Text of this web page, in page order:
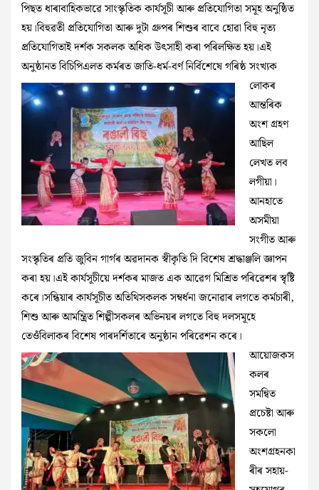
পিছত ধাৰাবাহিকভাৱে সাংস্কৃতিক কাৰ্যসূচী আৰু প্ৰতিযোগিতা সমূহ অনুষ্ঠিত
হয়।বিহুৱতী প্ৰতিযোগিতা আৰু দুটা গ্ৰুপৰ শিশুৰ বাবে হোৱা বিহু নৃত্য
প্ৰতিযোগিতাই দৰ্শক সকলক অধিক উৎসাহী কৰা পৰিলক্ষিত হয়।এই
অনুষ্ঠানত বিচিপিএলতকৰ্মৰত জাতি-ধৰ্ম-বৰ্ণ নিৰ্বিশেষে গৰিষ্ঠ সংখ্যক
লোকৰ
আন্তৰিক
অংশ গ্ৰহণ
আছিল
লেখত লব
লগীয়া।
আনহাতে
অসমীয়া
সংগীত আৰু
সংস্কৃতিৰ প্ৰতি জুবিন গাৰ্গৰ অৱদানক স্বীকৃতি দি বিশেষ শ্ৰদ্ধাঞ্জলি জ্ঞাপন
কৰা হয়।এই কাৰ্যসূচীয়ে দৰ্শকৰ মাজত এক আৱেগ মিশ্ৰিত পৰিৱেশৰ স্বৃষ্টি
কৰে।সন্ধিয়াৰ কাৰ্যসূচীত অতিথিসকলক সম্বৰ্ধনা জনোৱাৰ লগতে কৰ্মচাৰী,
শিশু আৰু আমন্ত্ৰিত শিল্পীসকলৰ অভিনয়ৰ লগতে বিহু দলসমূহে
তেওঁবিলাকৰ বিশেষ পাৰদৰ্শিতাৰে অনুষ্ঠান পৰিৱেশন কৰে।
আয়োজকস
কলৰ
সমন্বিত
প্ৰচেষ্টা আৰু
সকলো
অংশগ্ৰহনকা
ৰীৰ সহায়-